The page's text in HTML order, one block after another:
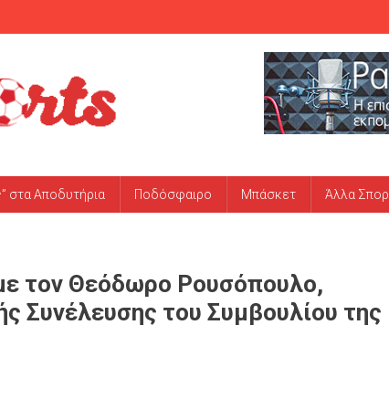
στα Αποδυτήρια Ποδόσφαιρο Μπάσκετ Άλλα Σπορ
τον Θεόδωρο Ρουσόπουλο,
Συνέλευσης του Συμβουλίου της